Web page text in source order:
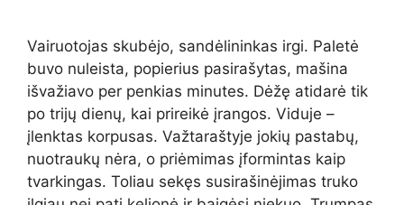
Vairuotojas skubėjo, sandėlininkas irgi. Paletė
buvo nuleista, popierius pasirašytas, mašina
išvažiavo per penkias minutes. Dėžę atidarė tik
po trijų dienų, kai prireikė įrangos. Viduje –
įlenktas korpusas. Važtaraštyje jokių pastabų,
nuotraukų nėra, o priėmimas įformintas kaip
tvarkingas. Toliau sekęs susirašinėjimas truko